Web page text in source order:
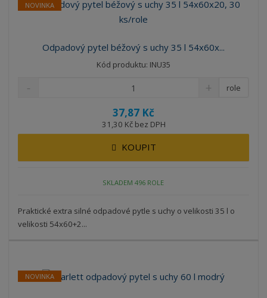
NOVINKA
Odpadový pytel béžový s uchy 35 l 54x60x...
Kód produktu: INU35
37,87 Kč
31,30 Kč bez DPH
role
KOUPIT
SKLADEM 496 ROLE
Praktické extra silné odpadové pytle s uchy o velikosti 35 l o
velikosti 54x60+2...
NOVINKA